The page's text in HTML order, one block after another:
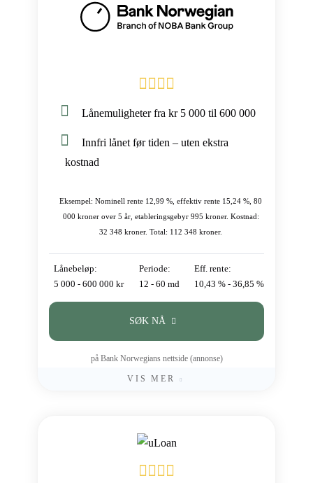
Lånemuligheter fra kr 5 000 til 600 000
Innfri lånet før tiden – uten ekstra
kostnad
Eksempel: Nominell rente 12,99 %, effektiv rente 15,24 %, 80
000 kroner over 5 år, etableringsgebyr 995 kroner. Kostnad:
32 348 kroner. Total: 112 348 kroner.
Lånebeløp:
5 000 - 600 000 kr
Periode:
12 - 60 md
Eff. rente:
10,43 % - 36,85 %
SØK NÅ
på Bank Norwegians nettside (annonse)
VIS MER